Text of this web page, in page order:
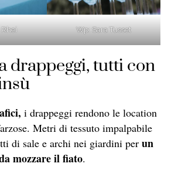
Wp: Sara Tusset
drappeggi, tutti con
i drappeggi rendono le location
Metri di tessuto impalpabile
di sale e archi nei giardini per un
mozzare il fiato.